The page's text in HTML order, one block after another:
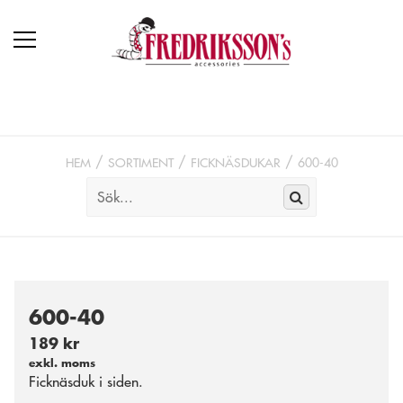
HEM SORTIMENT FICKNÄSDUKAR 600-40
600-40
189 kr
exkl. moms
Ficknäsduk i siden.